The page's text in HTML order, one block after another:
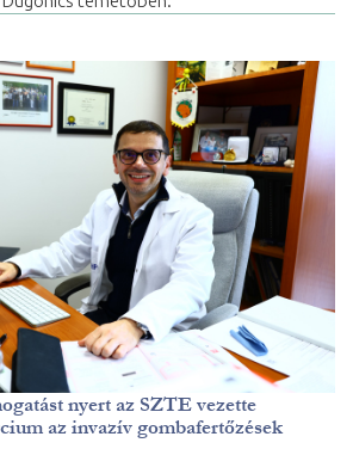
nyert az SZTE vezette
az invazív gombafertőzések